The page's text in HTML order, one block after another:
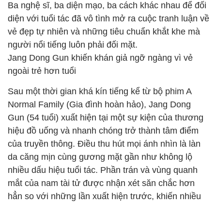
Ba nghệ sĩ, ba diện mạo, ba cách khác nhau để đối
diện với tuổi tác đã vô tình mở ra cuộc tranh luận về
vẻ đẹp tự nhiên và những tiêu chuẩn khắt khe mà
người nổi tiếng luôn phải đối mặt.
Jang Dong Gun khiến khán giả ngỡ ngàng vì vẻ
ngoài trẻ hơn tuổi
Sau một thời gian khá kín tiếng kể từ bộ phim A
Normal Family (Gia đình hoàn hảo), Jang Dong
Gun (54 tuổi) xuất hiện tại một sự kiện của thương
hiệu đồ uống và nhanh chóng trở thành tâm điểm
của truyền thông. Điều thu hút mọi ánh nhìn là làn
da căng mịn cùng gương mặt gần như không lộ
nhiều dấu hiệu tuổi tác. Phần trán và vùng quanh
mắt của nam tài tử được nhận xét săn chắc hơn
hẳn so với những lần xuất hiện trước, khiến nhiều